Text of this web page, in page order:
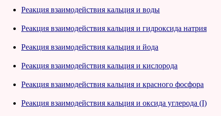
Реакция взаимодействия кальция и воды
Реакция взаимодействия кальция и гидроксида натрия
Реакция взаимодействия кальция и йода
Реакция взаимодействия кальция и кислорода
Реакция взаимодействия кальция и красного фосфора
Реакция взаимодействия кальция и оксида углерода (I)